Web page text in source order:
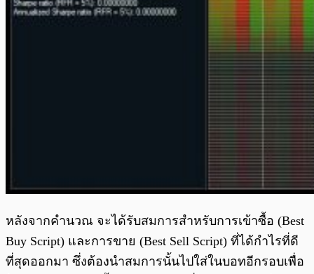
หลังจากคำนวณ จะได้รับสมการสำหรับการเข้าซื้อ (Best
Buy Script) และการขาย (Best Sell Script) ที่ได้กำไรที่ดี
ที่สุดออกมา ซึ่งต้องนำสมการนั้นไปใส่ในบอทอีกรอบเพื่อ